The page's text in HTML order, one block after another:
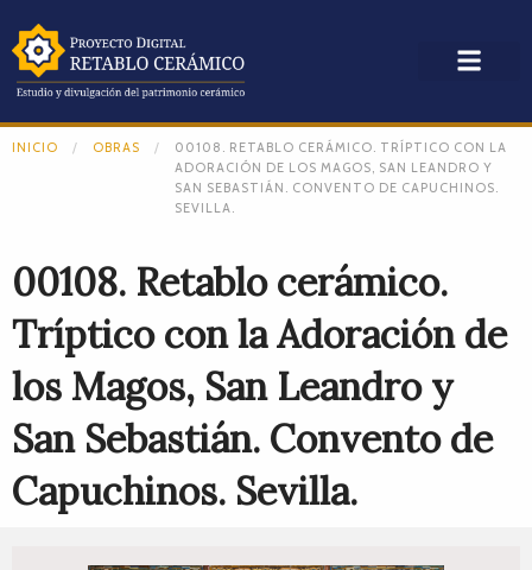
INICIO OBRAS
00108. RETABLO CERÁMICO. TRÍPTICO CON LA
ADORACIÓN DE LOS MAGOS, SAN LEANDRO Y
SAN SEBASTIÁN. CONVENTO DE CAPUCHINOS.
SEVILLA.
00108. Retablo cerámico.
Tríptico con la Adoración de
los Magos, San Leandro y
San Sebastián. Convento de
Capuchinos. Sevilla.